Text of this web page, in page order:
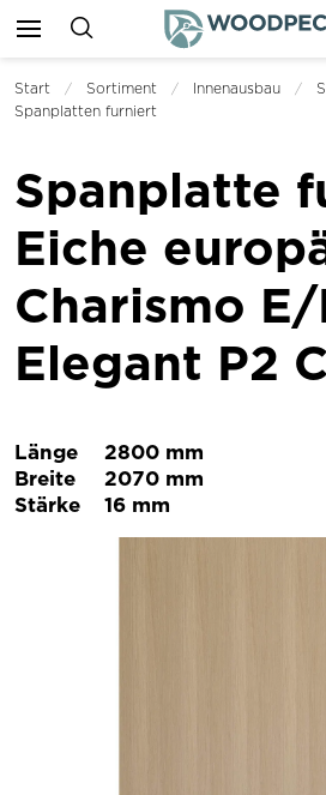
Start Sortiment Innenausbau
Spanplatten furniert
Spanplatte
Eiche
Charismo E/
Elegant P2
Länge
2800 mm
Breite
2070 mm
Stärke
16 mm